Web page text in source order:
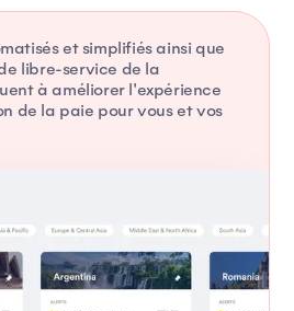
et simplifiés ainsi que
libre-service de la
à améliorer l'expérience
de la paie pour vous et vos